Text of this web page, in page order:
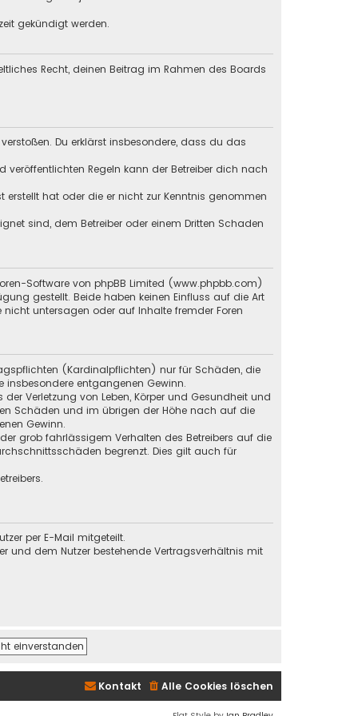
gekündigt werden.
Recht, deinen Beitrag im Rahmen des Boards
Du erklärst insbesondere, dass du das
Regeln kann der Betreiber dich nach
erstellt hat oder die er nicht zur Kenntnis genommen
sind, dem Betreiber oder einem Dritten Schaden
Software von phpBB Limited (www.phpbb.com)
gestellt. Beide haben keinen Einfluss auf die Art
untersagen oder auf Inhalte fremder Foren
(Kardinalpflichten) nur für Schäden, die
entgangenen Gewinn.
Verletzung von Leben, Körper und Gesundheit und
Schäden und im übrigen der Höhe nach auf die
Gewinn.
grob fahrlässigem Verhalten des Betreibers auf die
begrenzt. Dies gilt auch für
per E-Mail mitgeteilt.
und dem Nutzer bestehende Vertragsverhältnis mit
Alle Cookies löschen
Kontakt